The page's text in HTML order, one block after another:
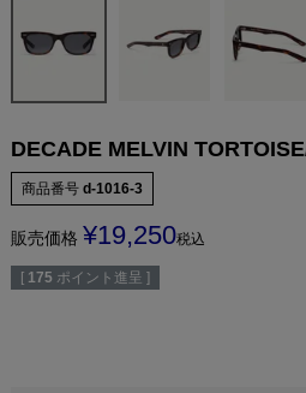
DECADE MELVIN
商品番号 d-1016-3
販売価格 ¥19,250税込
[ 175 ポイント進呈 ]